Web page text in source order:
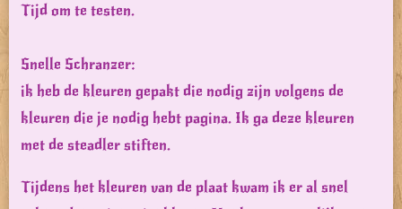
Tijd om te testen.
Snelle Schranzer:
ik heb de kleuren gepakt die nodig zijn volgens de
kleuren die je nodig hebt pagina. Ik ga deze kleuren
met de steadler stiften.
Tijdens het kleuren van de plaat kwam ik er al snel